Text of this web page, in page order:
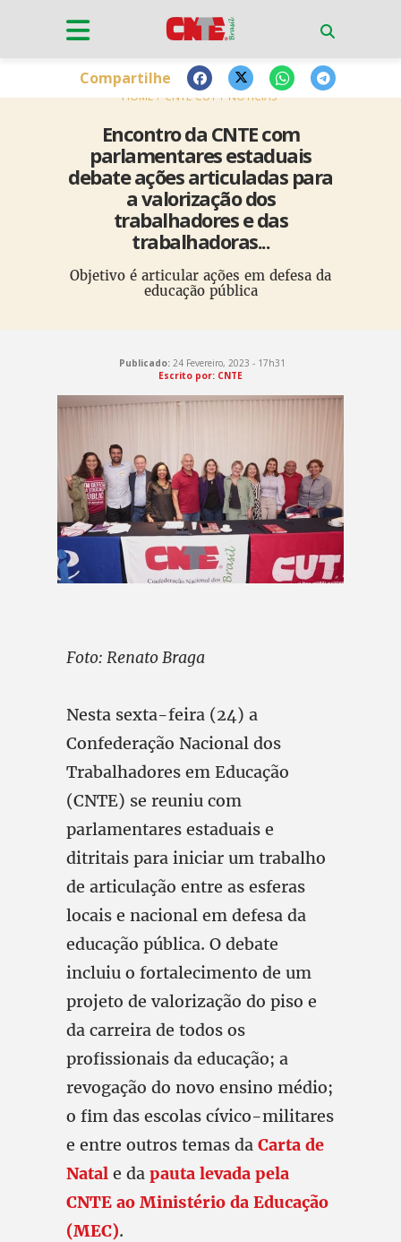
HOME CNTE-CUT NOTÍCIAS
Encontro da CNTE com
parlamentares estaduais
debate ações articuladas para
a valorização dos
trabalhadores e das
trabalhadoras...
Objetivo é articular ações em defesa da
educação pública
Compartilhe
Publicado:24 Fevereiro, 2023 - 17h31
Escrito por: CNTE
Foto: Renato Braga
Nesta sexta-feira (24) a
Confederação Nacional dos
Trabalhadores em Educação
(CNTE) se reuniu com
parlamentares estaduais e
ditritais para iniciar um trabalho
de articulação entre as esferas
locais e nacional em defesa da
educação pública. O debate
incluiu o fortalecimento de um
projeto de valorização do piso e
da carreira de todos os
profissionais da educação; a
revogação do novo ensino médio;
o fim das escolas cívico-militares
e entre outros temas da Carta de
Natal e da pauta levada pela
CNTE ao Ministério da Educação
(MEC).